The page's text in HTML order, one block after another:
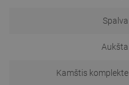
Spalva
Aukšta
Kamštis komplekte